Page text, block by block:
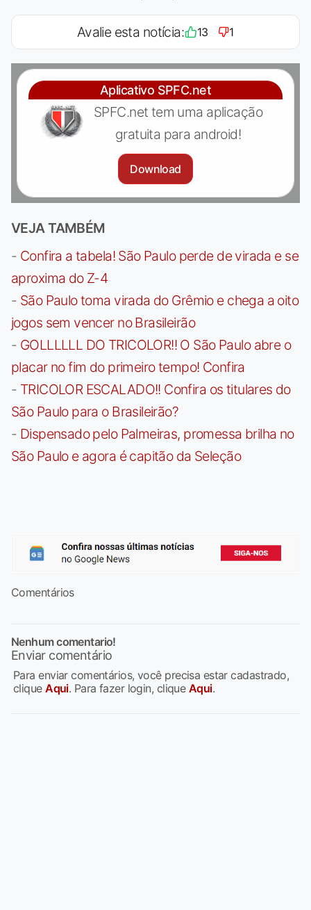
Avalie esta notícia: 13 1
Aplicativo SPFC.net
SPFC.net tem uma aplicação
gratuita para android!
Download
VEJA TAMBÉM
- Confira a tabela! São Paulo perde de virada e se
aproxima do Z-4
- São Paulo toma virada do Grêmio e chega a oito
jogos sem vencer no Brasileirão
- GOLLLLLL DO TRICOLOR!! O São Paulo abre o
placar no fim do primeiro tempo! Confira
- TRICOLOR ESCALADO!! Confira os titulares do
São Paulo para o Brasileirão?
- Dispensado pelo Palmeiras, promessa brilha no
São Paulo e agora é capitão da Seleção
Comentários
Nenhum comentario!
Enviar comentário
Para enviar comentários, você precisa estar cadastrado,
cliqueAqui. Para fazer login, clique Aqui.